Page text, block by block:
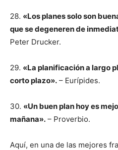
28. «Los planes solo son
que se degeneren de
Peter Drucker.
29. «La planificación a largo
corto plazo». – Eurípides.
30. «Un buen plan hoy es
mañana». – Proverbio.
Aquí, en una de las mejores